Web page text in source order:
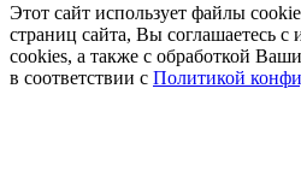
Этот сайт использует файлы
страниц сайта, Вы соглашаетесь с
cookies, а также с обработкой
в соответствии с Политикой